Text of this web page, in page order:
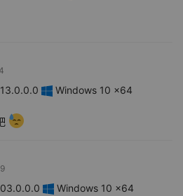
Windows 10 x64
Windows 10 x64